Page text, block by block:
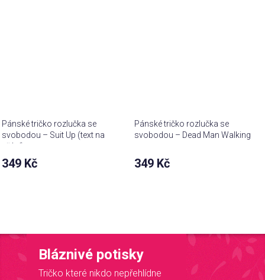
Pánské tričko rozlučka se
svobodou – Suit Up (text na
přání)
349 Kč
Pánské tričko rozlučka se
svobodou – Dead Man Walking
349 Kč
Bláznivé potisky
Tričko které nikdo nepřehlídne